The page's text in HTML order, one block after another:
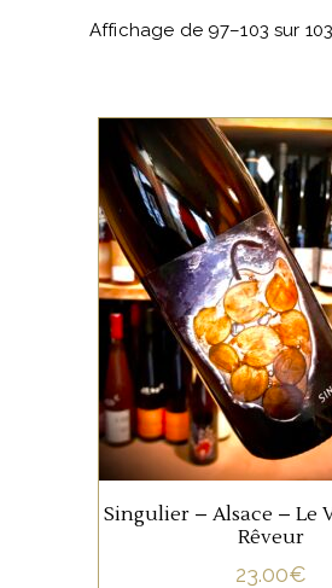
Affichage de 97–103 sur
ALSACE
Ce vin de
filtré, ni sulfité, ce
s’exprime avec
caractère et une
inimitable. Il est
Riesling à 40% et
Gris à 60%.
AJOUTER AU
Singulier – Alsace – Le
Rêveur
23.00€